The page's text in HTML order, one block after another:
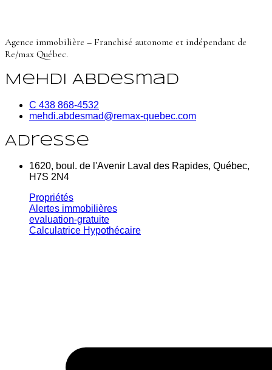
Agence immobilière – Franchisé autonome et indépendant de
Re/max Québec.
Mehdi Abdesmad
C 438 868-4532
mehdi.abdesmad@remax-quebec.com
Adresse
1620, boul. de l'Avenir Laval des Rapides, Québec,
H7S 2N4
Propriétés
Alertes immobilières
evaluation-gratuite
Calculatrice Hypothécaire